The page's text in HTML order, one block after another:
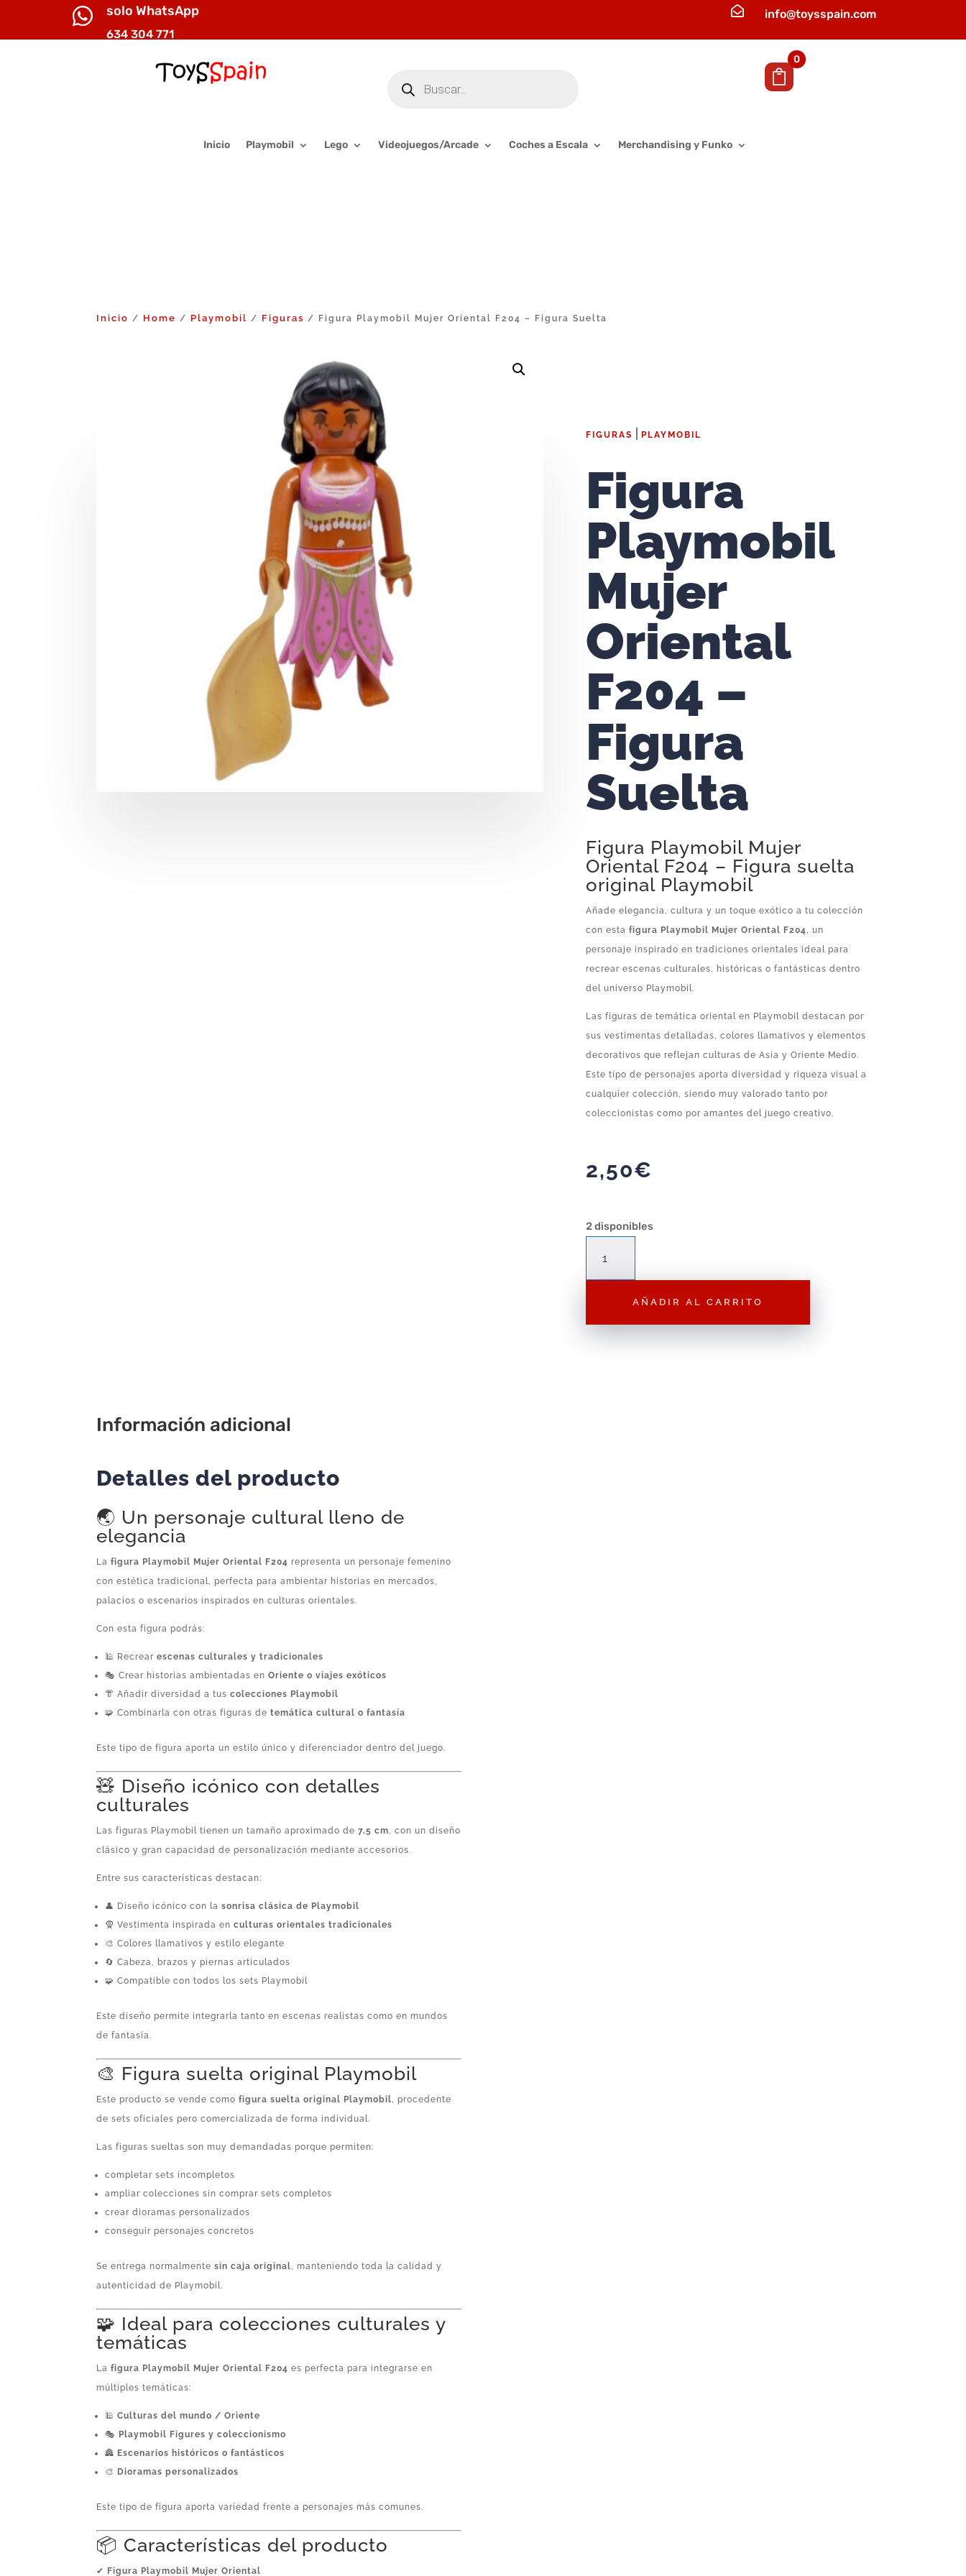
 solo WhatsApp
634 304 771
 info@toysspain.com
productos
0
Inicio Playmobil Lego Videojuegos/Arcade Coches a Escala Merchandising y Funko
Inicio / Home / Playmobil / Figuras / Figura Playmobil Mujer Oriental F204 – Figura Suelta
FIGURAS PLAYMOBIL
Figura
Playmobil
Mujer
Oriental
F204 –
Figura
Suelta
Figura Playmobil Mujer
Oriental F204 – Figura suelta
original Playmobil
Añade elegancia, cultura y un toque exótico a tu colección
con esta figura Playmobil Mujer Oriental F204, un
personaje inspirado en tradiciones orientales ideal para
recrear escenas culturales, históricas o fantásticas dentro
del universo Playmobil.
Las figuras de temática oriental en Playmobil destacan por
sus vestimentas detalladas, colores llamativos y elementos
decorativos que reflejan culturas de Asia y Oriente Medio.
Este tipo de personajes aporta diversidad y riqueza visual a
cualquier colección, siendo muy valorado tanto por
coleccionistas como por amantes del juego creativo.
2,50€
2 disponibles
Playmobil
F204
AÑADIR AL CARRITO
Información adicional
Detalles del producto
🌏 Un personaje cultural lleno de
elegancia
Lafigura Playmobil Mujer Oriental F204 representa un personaje femenino
con estética tradicional, perfecta para ambientar historias en mercados,
palacios o escenarios inspirados en culturas orientales.
Con esta figura podrás:
🕌 Recrearescenas culturales y tradicionales
🎭 Crear historias ambientadas enOriente o viajes exóticos
👘 Añadir diversidad a tuscolecciones Playmobil
🧩 Combinarla con otras figuras detemática cultural o fantasía
Este tipo de figura aporta un estilo único y diferenciador dentro del juego.
🧸 Diseño icónico con detalles
culturales
Las figuras Playmobil tienen un tamaño aproximado de7,5 cm
, con un diseño
clásico y gran capacidad de personalización mediante accesorios.
Entre sus características destacan:
👤 Diseño icónico con lasonrisa clásica de Playmobil
🧕 Vestimenta inspirada enculturas orientales tradicionales
🎨 Colores llamativos y estilo elegante
🔄 Cabeza, brazos y piernas articulados
🧩 Compatible con todos los sets Playmobil
Este diseño permite integrarla tanto en escenas realistas como en mundos
de fantasía.
🎨 Figura suelta original Playmobil
Este producto se vende comofigura suelta original Playmobil
, procedente
de sets oficiales pero comercializada de forma individual.
Las figuras sueltas son muy demandadas porque permiten:
completar sets incompletos
ampliar colecciones sin comprar sets completos
crear dioramas personalizados
conseguir personajes concretos
Se entrega normalmentesin caja original
, manteniendo toda la calidad y
autenticidad de Playmobil.
🧩 Ideal para colecciones culturales y
temáticas
Lafigura Playmobil Mujer Oriental F204 es perfecta para integrarse en
múltiples temáticas:
🕌Culturas del mundo / Oriente
🎭 Playmobil Figures y coleccionismo
🏯 Escenarios históricos o fantásticos
🎨 Dioramas personalizados
Este tipo de figura aporta variedad frente a personajes más comunes.
📦 Características del producto
✔ Figura Playmobil Mujer Oriental